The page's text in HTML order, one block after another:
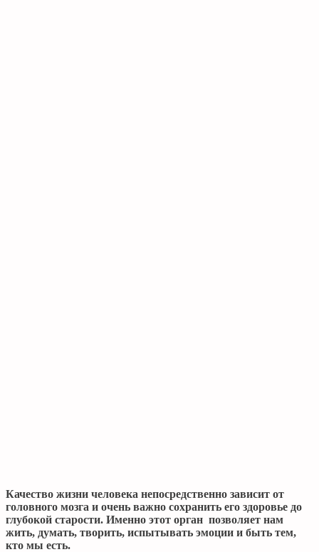
Качество жизни человека непосредственно зависит от
головного мозга и очень важно сохранить его здоровье до
глубокой старости. Именно этот орган позволяет нам
жить, думать, творить, испытывать эмоции и быть тем,
кто мы есть.